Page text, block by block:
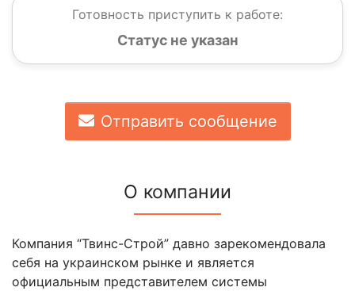
Готовность приступить к работе:
Статус не указан
Отправить сообщение
О компании
Компания “Твинс-Строй” давно зарекомендовала
себя на украинском рынке и является
официальным представителем системы